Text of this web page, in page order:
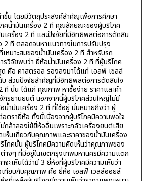
น โดยมีวัตถุประสงค์สำคัญเพื่อการศึกษา
คน้ำมันเครื่อง 2 ที คุณลักษณะของผู้บริโภค
เครื่อง 2 ที และปัจจัยที่มีอิทธิพลต่อการตัดสิน
2 ที ตลอดจนหาแนวทางในการปรับปรุง
หมาะสมของน้ำมันเครื่อง 2 ที สำหรับรถ
รวิจัยพบว่า ยี่ห้อน้ำมันเครื่อง 2 ที ที่ผู้บริโภค
คือ คาสตรอล รองลงมาได้แก่ เอลฟ์ เชลล์
บ ส่วนปัจจัยสำคัญที่มีอิทธิพลต่อการตัดสินใจ
ที นั้น ได้แก่ คุณภาพ หาซื้อง่าย ราคาและคำ
กรยานยนต์ นอกจากนี้ผู้บริโภคส่วนใหญ่ไม่มี
น้ำมันเครื่อง 2 ที ที่ใช้อยู่ นั่นหมายถึงว่า ผู้
ตรายี่ห้อ ทั้งนี้เนื่องจากผู้บริโภคมีความพอใจ
กล้าลองใช้ยี่ห้ออื่นเพราะกลัวเครื่องยนต์เสีย
เห็นเกี่ยวกับคุณภาพและราคาของน้ำมันเครื่อง
ภคนั้น ผู้บริโภคมีความคิดเห็นว่าคุณภาพของ
างๆ ที่มีอยู่ในเขตกรุงเทพมหานครมีความแตก
จะเห็นได้ว่ามี 3 ยี่ห้อที่ผู้บริโภคมีความเห็นว่า
เทียบกับคุณภาพ คือ ยี่ห้อ เอลฟ์ เวลล์ออยล์